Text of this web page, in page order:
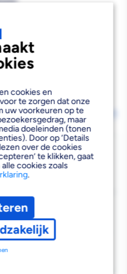
cookies en
te zorgen dat onze
uw voorkeuren op te
maar
doeleinden (tonen
Door op ‘Details
over de cookies
te klikken, gaat
cookies zoals
.
Wijzig vestiging